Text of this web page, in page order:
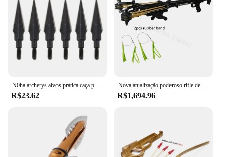
N0ha archerys alvos prática caça ponta flecha archerys ponto prática ponta campo aço carbono conjunto ponta flecha
R$23.62
Nova atualização poderoso rifle de estilingue portátil semi-automático edição aprimorada arco de estilingue para caça ao ar livre e tiro
R$1,694.96